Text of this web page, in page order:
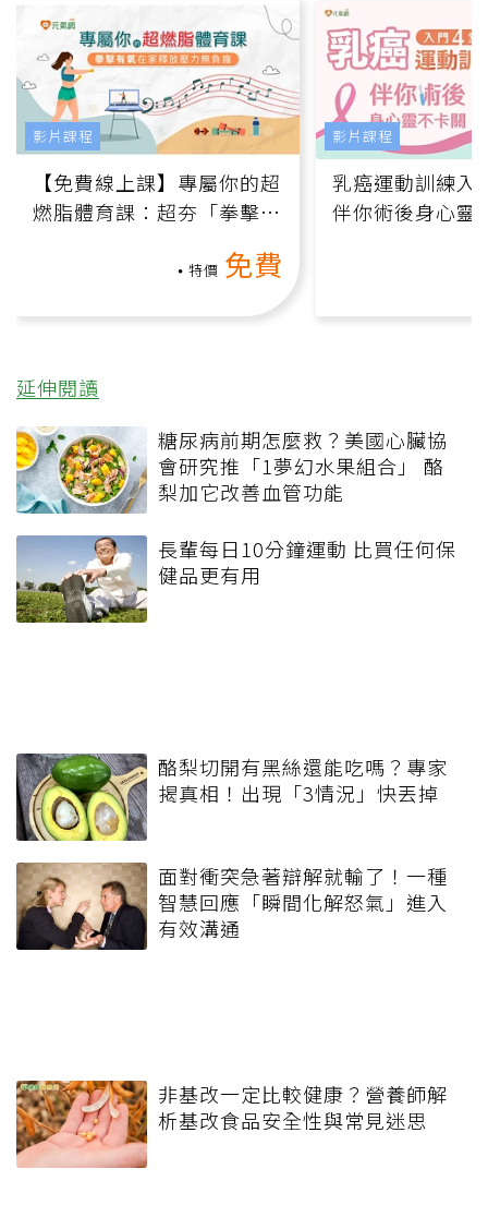
【免費線上課】專屬你的超
燃脂體育課：超夯「拳擊有
特價 免費
影片課程
乳癌運動訓練入
伴你術後身心靈
影片課程
延伸閱讀
糖尿病前期怎麼救？美國心臟協
會研究推「1夢幻水果組合」 酪
梨加它改善血管功能
長輩每日10分鐘運動 比買任何保
健品更有用
酪梨切開有黑絲還能吃嗎？專家
揭真相！出現「3情況」快丟掉
面對衝突急著辯解就輸了！一種
智慧回應「瞬間化解怒氣」進入
有效溝通
非基改一定比較健康？營養師解
析基改食品安全性與常見迷思